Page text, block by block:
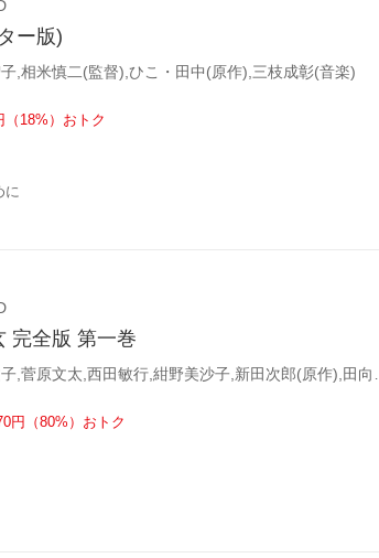
ー版)
,相米慎二(監督),ひこ・田中(原作),三枝成彰(音楽)
（18%）おトク
に
完全版 第一巻
円（80%）おトク